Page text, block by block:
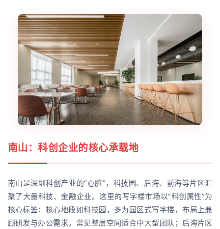
南山：科创企业的核心承载地
南山是深圳科创产业的“心脏”，科技园、后海、前海等片区汇
聚了大量科技、金融企业。这里的写字楼市场以“科创属性”为
核心标签：核心地段如科技园，多为园区式写字楼，布局上兼
顾研发与办公需求，常见整层空间适合中大型团队；后海片区